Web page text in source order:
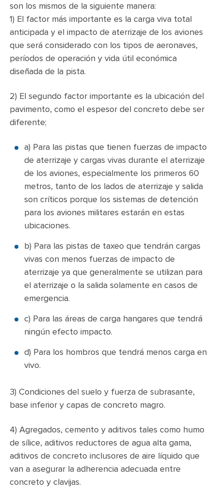
son los mismos de la siguiente manera:
1) El factor más importante es la carga viva total
anticipada y el impacto de aterrizaje de los aviones
que será considerado con los tipos de aeronaves,
períodos de operación y vida útil económica
diseñada de la pista.
2) El segundo factor importante es la ubicación del
pavimento, como el espesor del concreto debe ser
diferente;
a) Para las pistas que tienen fuerzas de impacto
de aterrizaje y cargas vivas durante el aterrizaje
de los aviones, especialmente los primeros 60
metros, tanto de los lados de aterrizaje y salida
son críticos porque los sistemas de detención
para los aviones militares estarán en estas
ubicaciones.
b) Para las pistas de taxeo que tendrán cargas
vivas con menos fuerzas de impacto de
aterrizaje ya que generalmente se utilizan para
el aterrizaje o la salida solamente en casos de
emergencia.
c) Para las áreas de carga hangares que tendrá
ningún efecto impacto.
d) Para los hombros que tendrá menos carga en
vivo.
3) Condiciones del suelo y fuerza de subrasante,
base inferior y capas de concreto magro.
4) Agregados, cemento y aditivos tales como humo
de sílice, aditivos reductores de agua alta gama,
aditivos de concreto inclusores de aire líquido que
van a asegurar la adherencia adecuada entre
concreto y clavijas.